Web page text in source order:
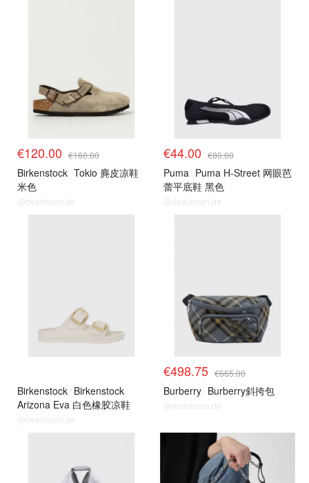
€120.00 €160.00
Birkenstock Tokio 麂皮凉鞋
米色
@dealmoon.de
€44.00 €80.00
Puma Puma H-Street 网眼芭
蕾平底鞋 黑色
@dealmoon.de
Birkenstock Birkenstock
Arizona Eva 白色橡胶凉鞋
@dealmoon.de
€498.75 €665.00
Burberry Burberry斜挎包
@dealmoon.de